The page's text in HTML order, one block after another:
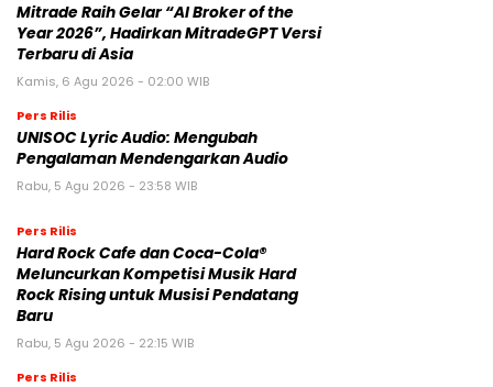
Mitrade Raih Gelar “AI Broker of the
Year 2026”, Hadirkan MitradeGPT Versi
Terbaru di Asia
Kamis, 6 Agu 2026 - 02:00 WIB
Pers Rilis
UNISOC Lyric Audio: Mengubah
Pengalaman Mendengarkan Audio
Rabu, 5 Agu 2026 - 23:58 WIB
Pers Rilis
Hard Rock Cafe dan Coca-Cola®
Meluncurkan Kompetisi Musik Hard
Rock Rising untuk Musisi Pendatang
Baru
Rabu, 5 Agu 2026 - 22:15 WIB
Pers Rilis